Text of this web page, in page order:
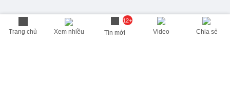
Trang chủ Xem nhiều
12+
Tin mới Video Chia sẻ